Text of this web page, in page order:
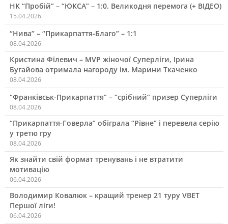
НК “Пробій” – “ЮКСА” – 1:0. Великодня перемога (+ ВІДЕО)
15.04.2026
“Нива” – “Прикарпаття-Благо” – 1:1
08.04.2026
Кристина Філевич – MVP жіночої Суперліги, Ірина
Бугайова отримала нагороду ім. Марини Ткаченко
08.04.2026
“Франківськ-Прикарпаття” – “срібний” призер Суперліги
08.04.2026
“Прикарпаття-Говерла” обіграла “Рівне” і перевела серію
у третю гру
08.04.2026
Як знайти свій формат тренувань і не втратити
мотивацію
06.04.2026
Володимир Ковалюк – кращий тренер 21 туру VBET
Першої ліги!
06.04.2026